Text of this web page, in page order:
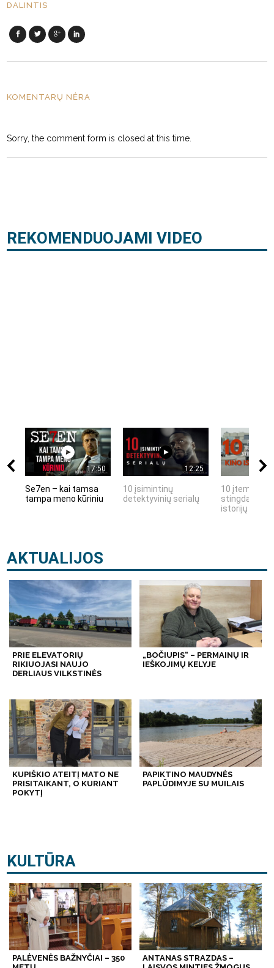
DALINTIS
KOMENTARŲ NĖRA
Sorry, the comment form is closed at this time.
REKOMENDUOJAMI VIDEO
17:50
Se7en – kai tamsa
tampa meno kūriniu
12:25
10 įsimintinų
detektyvinių serialų
10 įtemptų,
stingdančių
istorijų
AKTUALIJOS
PRIE ELEVATORIŲ
RIKIUOJASI NAUJO
DERLIAUS VILKSTINĖS
„BOČIUPIS“ – PERMAINŲ IR
IEŠKOJIMŲ KELYJE
KUPIŠKIO ATEITĮ MATO NE
PRISITAIKANT, O KURIANT
POKYTĮ
PAPIKTINO MAUDYNĖS
PAPLŪDIMYJE SU MUILAIS
KULTŪRA
PALĖVENĖS BAŽNYČIAI – 350
ANTANAS STRAZDAS –